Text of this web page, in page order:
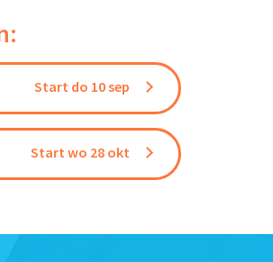
Start do 10 sep
Start wo 28 okt